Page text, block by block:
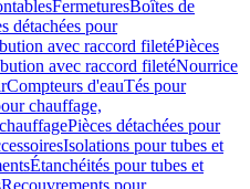
FermeturesBoîtes de
détachées pour
avec raccord filetéPièces
avec raccord filetéNourrice
Compteurs d'eauTés pour
chauffage,
Pièces détachées pour
Isolations pour tubes et
Étanchéités pour tubes et
Recouvrements pour